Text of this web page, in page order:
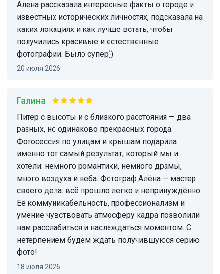
Алена рассказала интересные факты о городе и
известных исторических личностях, подсказала на
каких локациях и как лучше встать, чтобы
получились красивые и естественные
фотографии. Было супер))
20 июля 2026
Галина
Питер с высоты и с близкого расстояния — два
разных, но одинаково прекрасных города.
Фотосессия по улицам и крышам подарила
именно тот самый результат, который мы и
хотели: немного романтики, немного драмы,
много воздуха и неба. Фотограф Алёна — мастер
своего дела: всё прошло легко и непринуждённо.
Её коммуникабельность, профессионализм и
умение чувствовать атмосферу кадра позволили
нам расслабиться и наслаждаться моментом. С
нетерпением будем ждать получившуюся серию
фото!
18 июля 2026